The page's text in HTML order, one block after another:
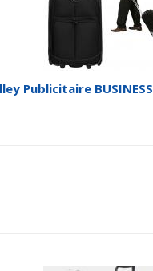
Publicitaire BUSINESS